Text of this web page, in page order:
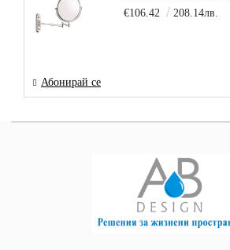
€106.42
208.14лв.
Абонирай се